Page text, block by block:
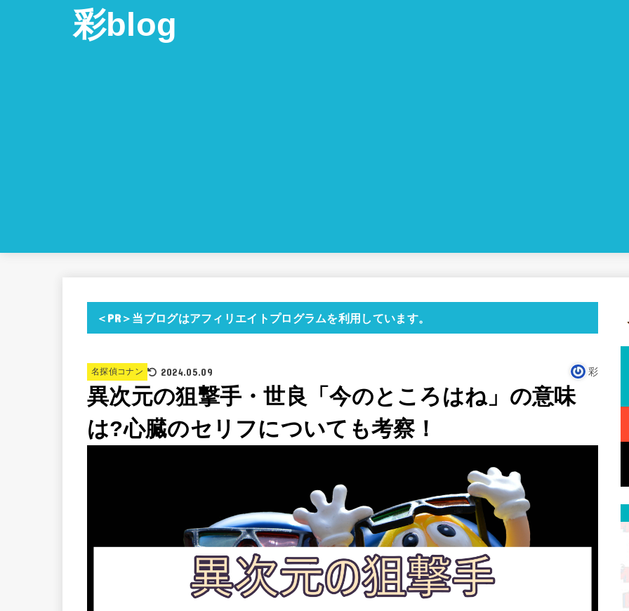
彩blog
＜PR＞当ブログはアフィリエイトプログラムを利用しています。
名探偵コナン 2024.05.09 彩
異次元の狙撃手・世良「今のところはね」の意味
は?心臓のセリフについても考察！